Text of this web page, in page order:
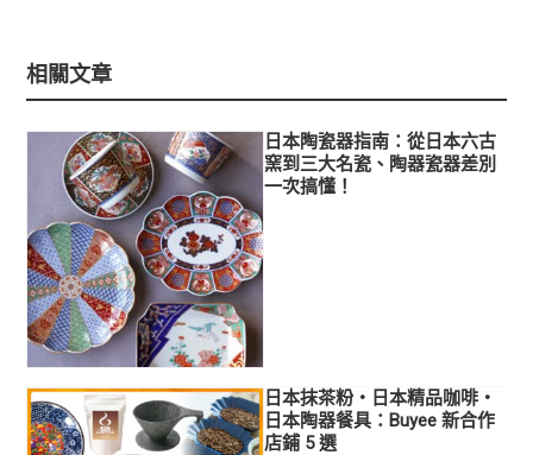
相關文章
日本陶瓷器指南：從日本六古
窯到三大名瓷、陶器瓷器差別
一次搞懂！
日本抹茶粉・日本精品咖啡・
日本陶器餐具：Buyee 新合作
店鋪 5 選